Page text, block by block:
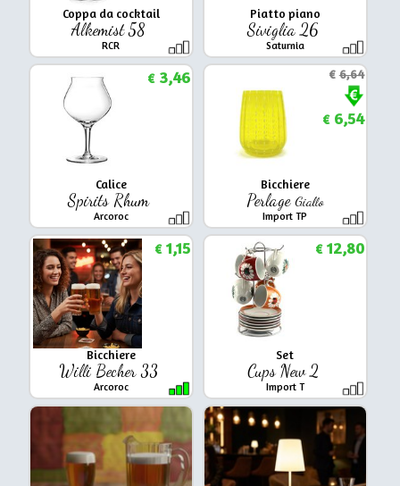
Coppa da cocktail
Alkemist 58
RCR
Piatto piano
Siviglia 26
Saturnia
Calice
Spirits Rhum
Arcoroc
€3,46
Bicchiere
Perlage Giallo
Import TP
€6,64
€6,54
Bicchiere
Willi Becher 33
Arcoroc
€1,15
Set
Cups New 2
Import T
€12,80